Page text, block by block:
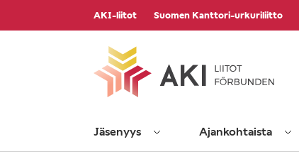
AKI-liitot Suomen Kanttori-urkuriliitto
Jäsenyys Ajankohtaista